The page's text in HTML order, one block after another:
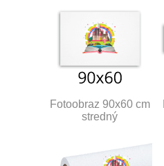
Fotoobraz 90x60 cm
stredný